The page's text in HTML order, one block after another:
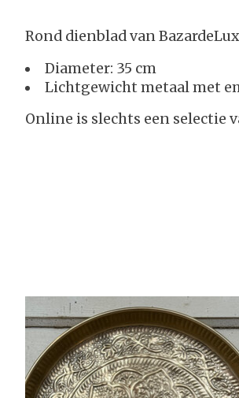
Rond dienblad van
Diameter: 35 cm
Lichtgewicht metaal met
Online is slechts een selectie
Items van productcarrousel